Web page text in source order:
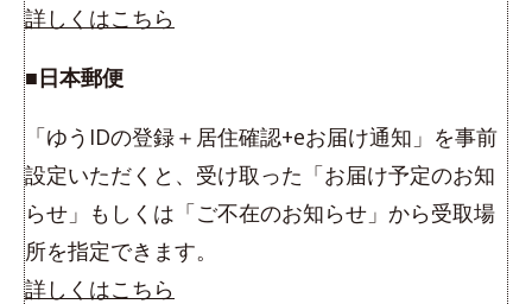
詳しくはこちら
■日本郵便
「ゆうIDの登録＋居住確認+eお届け通知」を事前
設定いただくと、受け取った「お届け予定のお知
らせ」もしくは「ご不在のお知らせ」から受取場
所を指定できます。
詳しくはこちら